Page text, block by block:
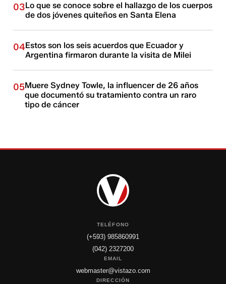
03Lo que se conoce sobre el hallazgo de los cuerpos
de dos jóvenes quiteños en Santa Elena
04Estos son los seis acuerdos que Ecuador y
Argentina firmaron durante la visita de Milei
05Muere Sydney Towle, la influencer de 26 años
que documentó su tratamiento contra un raro
tipo de cáncer
TELÉFONO
(+593) 985860991
(042) 2327200
EMAIL
webmaster@vistazo.com
DIRECCIÓN